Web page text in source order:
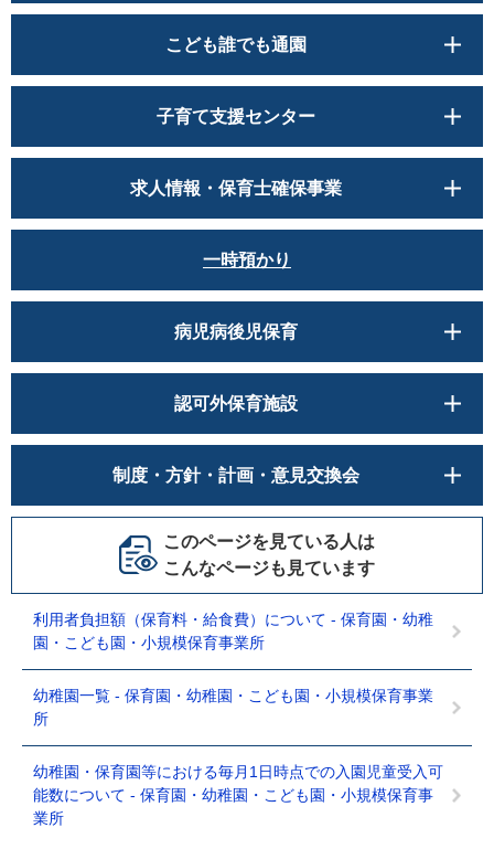
こども誰でも通園
子育て支援センター
求人情報・保育士確保事業
一時預かり
病児病後児保育
認可外保育施設
制度・方針・計画・意見交換会
このページを見ている人は
こんなページも見ています
利用者負担額（保育料・給食費）について - 保育園・幼稚
園・こども園・小規模保育事業所
幼稚園一覧 - 保育園・幼稚園・こども園・小規模保育事業
所
幼稚園・保育園等における毎月1日時点での入園児童受入可
能数について - 保育園・幼稚園・こども園・小規模保育事
業所